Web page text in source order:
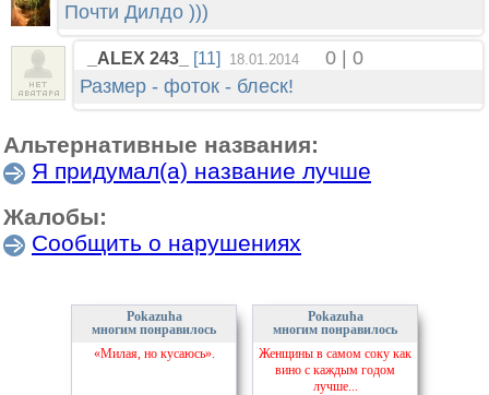
Почти Дилдо )))
_ALEX 243_ [11] 18.01.2014
0 | 0
Размер - фоток - блеск!
Альтернативные названия:
Я придумал(а) название лучше
Жалобы:
Сообщить о нарушениях
Pokazuha
многим понравилось
«Милая, но кусаюсь».
Pokazuha
многим понравилось
Женщины в самом соку как
вино с каждым годом
лучше...